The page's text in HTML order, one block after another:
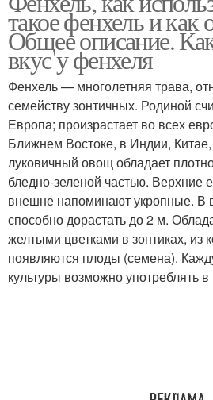
такое фенхель и как
Общее описание.
вкус у фенхеля
Фенхель — многолетняя трава,
семейству зонтичных. Родиной
Европа; произрастает во всех
Ближнем Востоке, в Индии,
луковичный овощ обладает
бледно-зеленой частью. Верхние
внешне напоминают укропные. В
способно дорастать до 2 м.
желтыми цветками в зонтиках, из
появляются плоды (семена).
культуры возможно употреблять